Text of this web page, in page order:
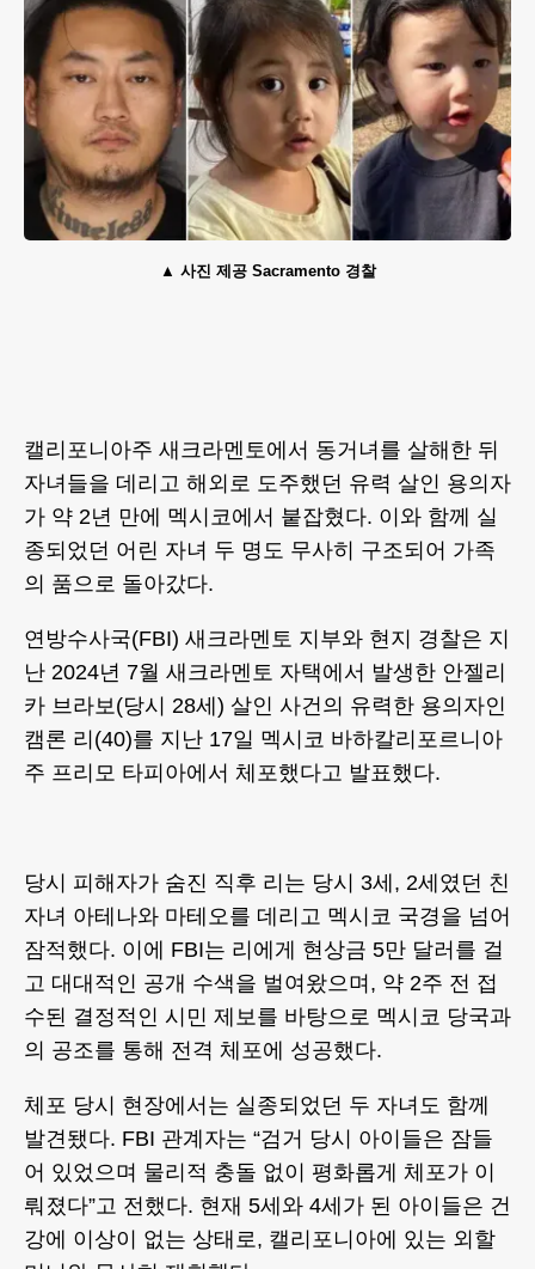
사진 제공 Sacramento 경찰
캘리포니아주 새크라멘토에서 동거녀를 살해한 뒤
자녀들을 데리고 해외로 도주했던 유력 살인 용의자
가 약 2년 만에 멕시코에서 붙잡혔다. 이와 함께 실
종되었던 어린 자녀 두 명도 무사히 구조되어 가족
의 품으로 돌아갔다.
연방수사국(FBI) 새크라멘토 지부와 현지 경찰은 지
난 2024년 7월 새크라멘토 자택에서 발생한 안젤리
카 브라보(당시 28세) 살인 사건의 유력한 용의자인
캠론 리(40)를 지난 17일 멕시코 바하칼리포르니아
주 프리모 타피아에서 체포했다고 발표했다.
당시 피해자가 숨진 직후 리는 당시 3세, 2세였던 친
자녀 아테나와 마테오를 데리고 멕시코 국경을 넘어
잠적했다. 이에 FBI는 리에게 현상금 5만 달러를 걸
고 대대적인 공개 수색을 벌여왔으며, 약 2주 전 접
수된 결정적인 시민 제보를 바탕으로 멕시코 당국과
의 공조를 통해 전격 체포에 성공했다.
체포 당시 현장에서는 실종되었던 두 자녀도 함께
발견됐다. FBI 관계자는 “검거 당시 아이들은 잠들
어 있었으며 물리적 충돌 없이 평화롭게 체포가 이
뤄졌다”고 전했다. 현재 5세와 4세가 된 아이들은 건
강에 이상이 없는 상태로, 캘리포니아에 있는 외할